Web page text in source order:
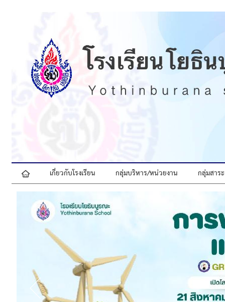
 เกี่ยวกับโรงเรียน กลุ่มบริหาร/หน่วยงาน กลุ่มสาร